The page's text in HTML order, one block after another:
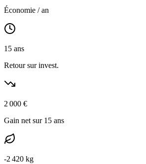
Économie / an
15 ans
Retour sur invest.
2 000 €
Gain net sur 15 ans
-2 420 kg